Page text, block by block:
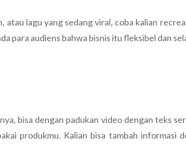
lagu yang sedang viral, coba kalian
para audiens bahwa bisnis itu fleksibel dan
bisa dengan padukan video dengan teks
produkmu. Kalian bisa tambah informasi